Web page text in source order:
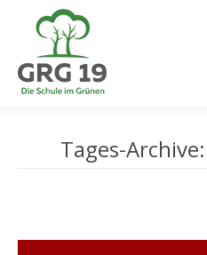
Tages-Archive: